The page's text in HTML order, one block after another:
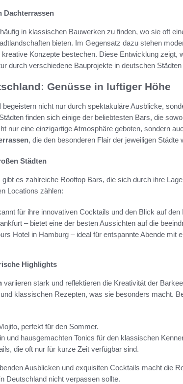
Dachterrassen
in klassischen Bauwerken zu finden, wo sie oft
bieten. Im Gegensatz dazu stehen
Konzepte bestechen. Diese Entwicklung zeigt,
durch verschiedene Bauprojekte in deutschen
Genüsse in luftiger Höhe
begeistern nicht nur durch spektakuläre Ausblicke,
finden sich einige der beliebtesten Bars, die
nur eine einzigartige Atmosphäre geboten, sondern
, die den besonderen Flair der jeweiligen Städte
Städten
es zahlreiche Rooftop Bars, die sich durch ihre
Locations zählen:
für ihre innovativen Cocktails und den Blick auf den
– bietet eine der besten Aussichten auf die
Hotel in Hamburg – ideal für entspannte Abende mit
Highlights
variieren stark und reflektieren die Kreativität der
klassischen Rezepten, was sie besonders macht.
perfekt für den Sommer.
und hausgemachten Tonics für den klassischen
die oft nur für kurze Zeit verfügbar sind.
Ausblicken und exquisiten Cocktails macht die
Deutschland nicht verpassen sollte.